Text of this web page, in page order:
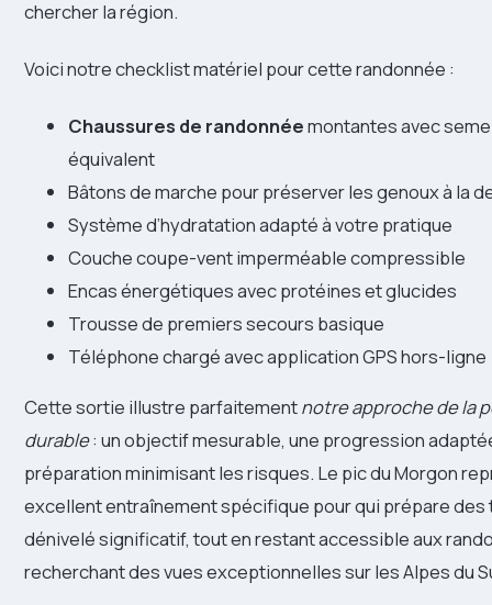
chercher la région.
Voici notre checklist matériel pour cette randonnée :
Chaussures de randonnéemontantes avec
équivalent
Bâtons de marche pour préserver les genoux à la
Système d’hydratation adapté à votre pratique
Couche coupe-vent imperméable compressible
Encas énergétiques avec protéines et glucides
Trousse de premiers secours basique
Téléphone chargé avec application GPS hors-ligne
Cette sortie illustre parfaitementnotre approche de la
durable: un objectif mesurable, une progression
préparation minimisant les risques. Le pic du Morgon
excellent entraînement spécifique pour qui prépare des
dénivelé significatif, tout en restant accessible aux
recherchant des vues exceptionnelles sur les Alpes du